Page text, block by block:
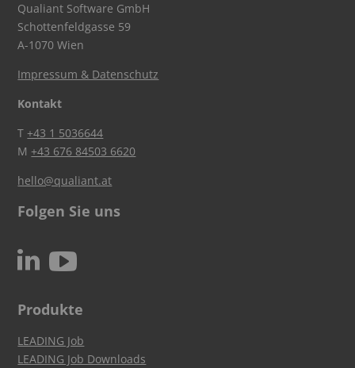
Qualiant Software GmbH
Schottenfeldgasse 59
A-1070 Wien
Impressum & Datenschutz
Kontakt
T+43 1 5036644
M+43 676 84503 6620
hello@qualiant.at
Folgen Sie uns
N c
Produkte
LEADING Job
LEADING Job Downloads